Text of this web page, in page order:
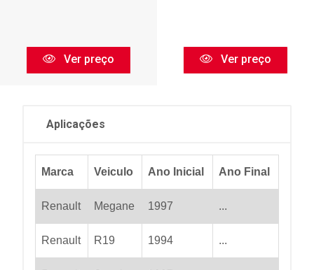
Ver preço Ver preço
Aplicações
Marca Veiculo Ano Inicial Ano Final
Renault Megane 1997 ...
Renault R19 1994 ...